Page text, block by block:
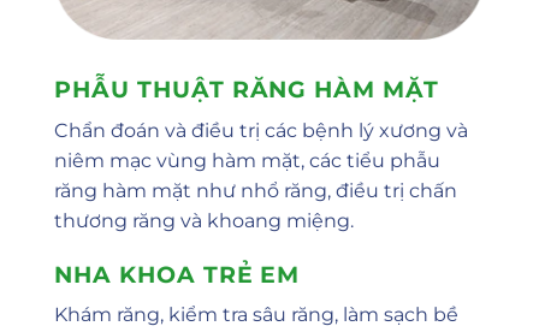
PHẪU THUẬT RĂNG HÀM MẶT
Chẩn đoán và điều trị các bệnh lý xương và
niêm mạc vùng hàm mặt, các tiểu phẫu
răng hàm mặt như nhổ răng, điều trị chấn
thương răng và khoang miệng.
NHA KHOA TRẺ EM
Khám răng, kiểm tra sâu răng, làm sạch bề
hiểm
Số thẻ bảo hiểm
Lời nhắn